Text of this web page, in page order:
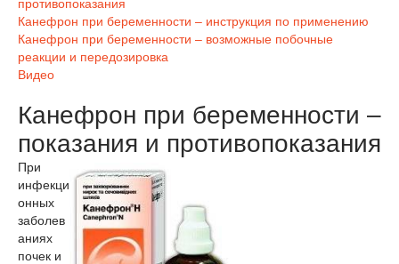
противопоказания
Канефрон при беременности – инструкция по применению
Канефрон при беременности – возможные побочные
реакции и передозировка
Видео
Канефрон при беременности –
показания и противопоказания
При
инфекци
онных
заболев
аниях
почек и